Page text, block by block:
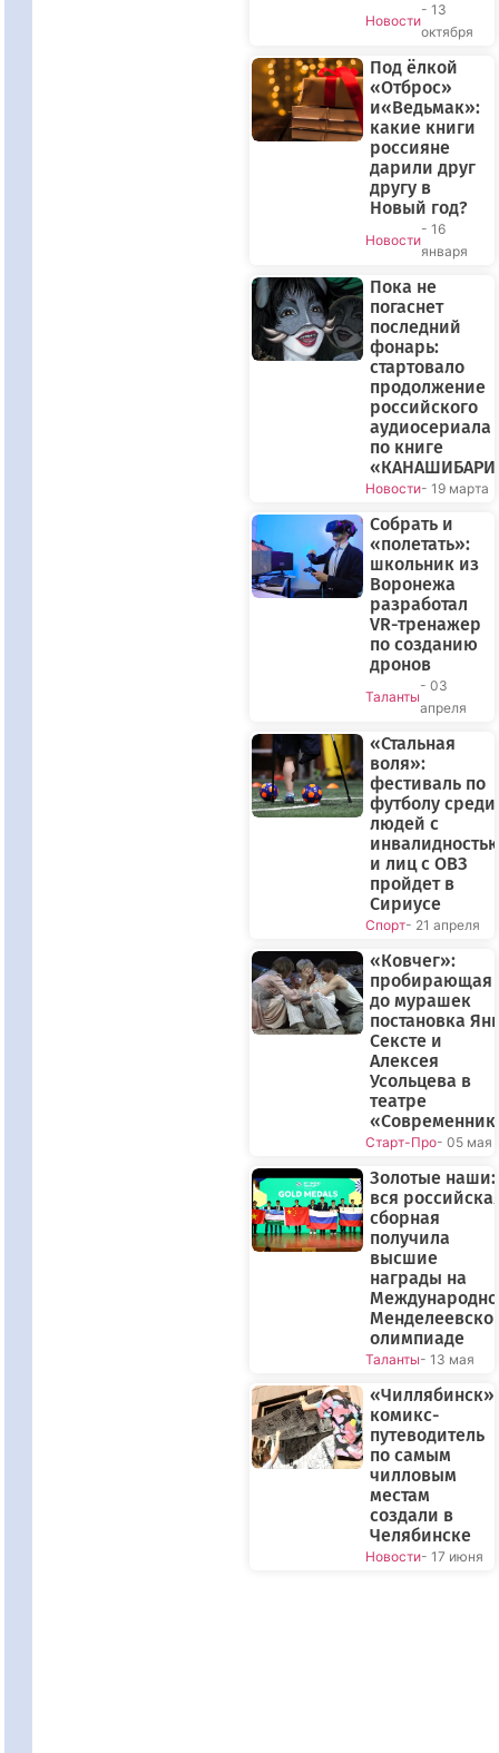
Новости
- 13
октября
Под ёлкой
«Отброс»
и«Ведьмак»:
какие книги
россияне
дарили друг
другу в
Новый год?
Новости
- 16
января
Пока не
погаснет
последний
фонарь:
стартовало
продолжение
российского
аудиосериала
по книге
Новости- 19 марта
Собрать и
«полетать»:
школьник из
Воронежа
разработал
VR-тренажер
по созданию
дронов
Таланты
- 03
апреля
«Стальная
воля»:
фестиваль по
футболу среди
людей с
и лиц с ОВЗ
пройдет в
Сириусе
Спорт- 21 апреля
«Ковчег»:
пробирающая
до мурашек
постановка
Сексте и
Алексея
Усольцева в
театре
Старт-Про- 05 мая
Золотые наши:
вся
сборная
получила
высшие
награды на
олимпиаде
Таланты- 13 мая
«Чиллябинск»:
комикс-
путеводитель
по самым
чилловым
местам
создали в
Челябинске
Новости- 17 июня